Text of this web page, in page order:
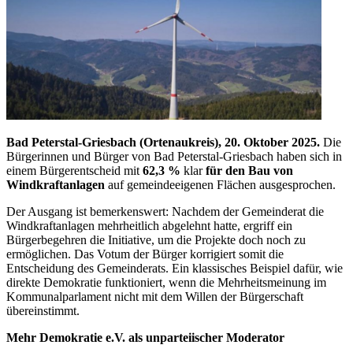
Bad Peterstal-Griesbach (Ortenaukreis), 20. Oktober 2025. Die
Bürgerinnen und Bürger von Bad Peterstal-Griesbach haben sich in
einem Bürgerentscheid mit 62,3 % klarfür den Bau von
Windkraftanlagen auf gemeindeeigenen Flächen ausgesprochen.
Der Ausgang ist bemerkenswert: Nachdem der Gemeinderat die
Windkraftanlagen mehrheitlich abgelehnt hatte, ergriff ein
Bürgerbegehren die Initiative, um die Projekte doch noch zu
ermöglichen. Das Votum der Bürger korrigiert somit die
Entscheidung des Gemeinderats. Ein klassisches Beispiel dafür, wie
direkte Demokratie funktioniert, wenn die Mehrheitsmeinung im
Kommunalparlament nicht mit dem Willen der Bürgerschaft
übereinstimmt.
Mehr Demokratie e.V. als unparteiischer Moderator